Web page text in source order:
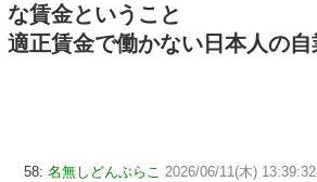
な賃金ということ
適正賃金で働かない日本人の自
58: 名無しどんぶらこ 2026/06/11(木)